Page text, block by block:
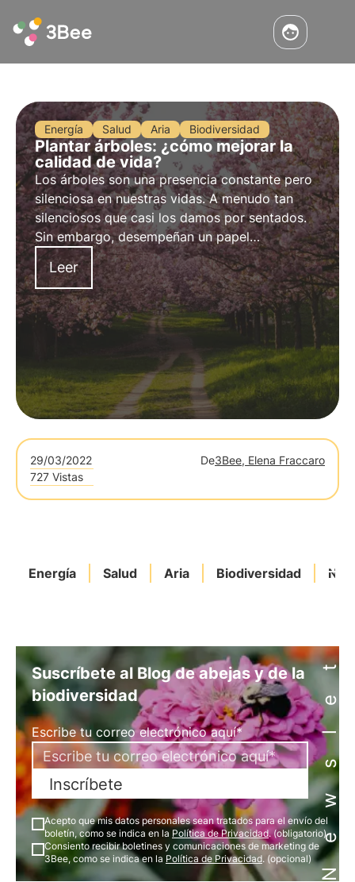
Energía Salud Aria Biodiversidad
Plantar árboles: ¿cómo mejorar la
calidad de vida?
Los árboles son una presencia constante pero
silenciosa en nuestras vidas. A menudo tan
silenciosos que casi los damos por sentados.
Sin embargo, desempeñan un papel
fundamental para nosotros y para nuestro
planeta. ¿Cómo pueden mejorar nuestra
calidad de vida?
Leer
29/03/2022 De3Bee, Elena Fraccaro
727 Vistas
Energía Salud Aria Biodiversidad Newsletter
Suscríbete al Blog de abejas y de la
biodiversidad
Escribe tu correo electrónico aquí*
Inscríbete
Acepto que mis datos personales sean tratados para el envío del
boletín, como se indica en la Política de Privacidad. (obligatorio)
Consiento recibir boletines y comunicaciones de marketing de
3Bee, como se indica en la Política de Privacidad. (opcional)